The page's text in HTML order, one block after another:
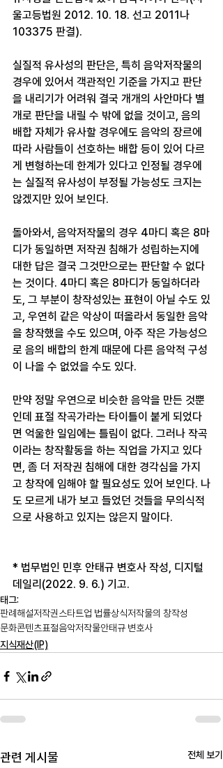
울고등법원 2012. 10. 18. 선고 2011나
103375 판결).
실질적 유사성의 판단은, 특히 음악저작물의
경우에 있어서 객관적인 기준을 가지고 판단
을 내리기가 어려워 결국 개개의 사안마다 별
개로 판단을 내릴 수 밖에 없을 것이고, 음의
배합 자체가 유사할 경우에도 음악의 장르에
따라 사람들이 선호하는 배합 등이 있어 다르
게 변형하는데 한계가 있다고 인정될 경우에
는 실질적 유사성이 부정될 가능성도 크지는
않겠지만 있어 보인다.
돌아와서, 음악저작물의 경우 4마디 혹은 8마
디가 동일하면 저작권 침해가 성립하는지에
대한 답은 결국 그것만으로는 판단할 수 없다
는 것이다. 4마디 혹은 8마디가 동일하더라
도, 그 부분이 창작성있는 표현이 아닐 수도 있
고, 우연히 같은 악상이 떠올라서 동일한 음악
을 창작했을 수도 있으며, 아주 작은 가능성으
로 음의 배합의 한계 때문에 다른 음악적 구성
이 나올 수 없었을 수도 있다.
만약 정말 우연으로 비슷한 음악을 만든 것뿐
인데 표절 작곡가라는 타이틀이 붙게 되었다
면 억울한 일임에는 틀림이 없다. 그러나 작곡
이라는 창작활동을 하는 직업을 가지고 있다
면, 좀 더 저작권 침해에 대한 경각심을 가지
고 창작에 임해야 할 필요성도 있어 보인다. 나
도 모르게 내가 보고 들었던 것들을 무의식적
으로 사용하고 있지는 않은지 말이다.
* 법무법인 민후 안태규 변호사 작성, 디지털
데일리(2022. 9. 6.) 기고.
태그:
판례해설저작권스타트업 법률상식저작물의 창작성
문화콘텐츠표절음악저작물안태규 변호사
지식재산(IP)
관련 게시물 전체 보기